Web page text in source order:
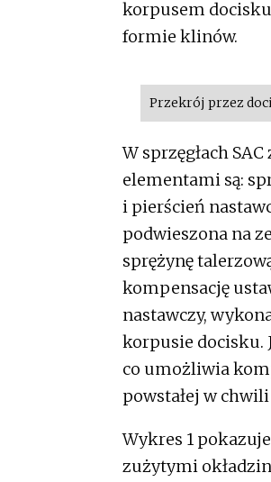
korpusem
formie klinów.
Przekrój przez
W sprzęgłach
elementami są:
i pierścień
podwieszona na
sprężynę
kompensację
nastawczy,
korpusie docisku.
co umożliwia
powstałej w
Wykres 1
zużytymi